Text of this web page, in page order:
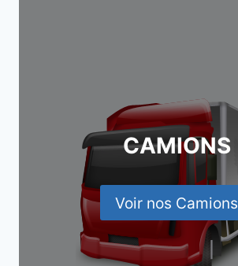
CAMIONS
Voir nos Camions